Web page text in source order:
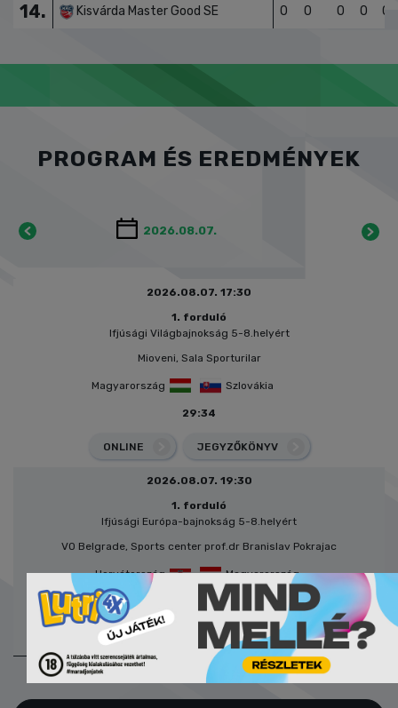
14. Kisvárda Master Good SE 0 0 0 0 0
PROGRAM ÉS EREDMÉNYEK
2026.08.07. 17:30
1. forduló
Ifjúsági Világbajnokság 5-8.helyért
Mioveni, Sala Sporturilar
Magyarország Szlovákia
29:34
ONLINE JEGYZŐKÖNYV
2026.08.07. 19:30
1. forduló
Ifjúsági Európa-bajnokság 5-8.helyért
VO Belgrade, Sports center prof.dr Branislav Pokrajac
Horvátország Magyarország
28:31
ONLINE JEGYZŐKÖNYV